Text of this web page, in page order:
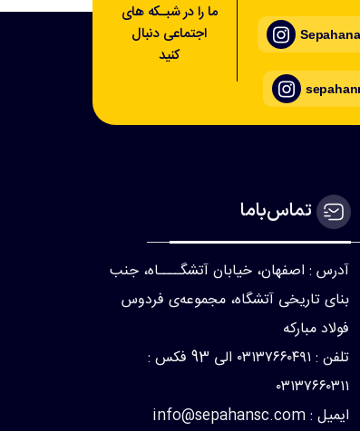
ما را در شبـکه های
اجتماعی دنبال
کنید
تماس‌با‌ما
آدرس : اصفهان، خیابان آتشگــــاه، جنب
بنای تاریخی آتشگاه، مجموعه‌ی فردوس
فولاد مبارکه
تلفن : ۰۳۱۳۷۶۶۰۴۹۱ الی 93 فکس :
۰۳۱۳۷۶۶۰۳۱۱
ایمیل : info@sepahansc.com